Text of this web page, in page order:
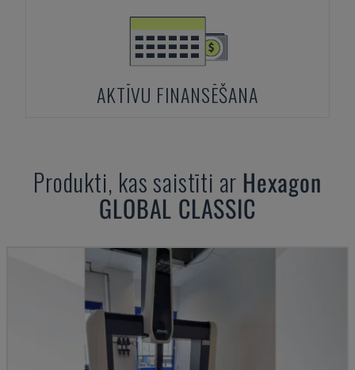
AKTĪVU FINANSĒŠANA
Produkti, kas saistīti ar Hexagon
GLOBAL CLASSIC